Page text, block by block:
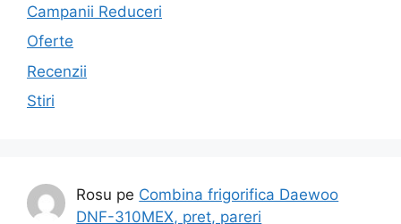
Campanii Reduceri
Oferte
Recenzii
Stiri
Rosu pe Combina frigorifica Daewoo
DNF-310MEX, pret, pareri